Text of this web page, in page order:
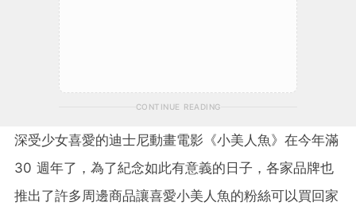
CONTINUE READING
深受少女喜愛的迪士尼動畫電影《小美人魚》在今年滿
30 週年了，為了紀念如此有意義的日子，各家品牌也
推出了許多周邊商品讓喜愛小美人魚的粉絲可以買回家